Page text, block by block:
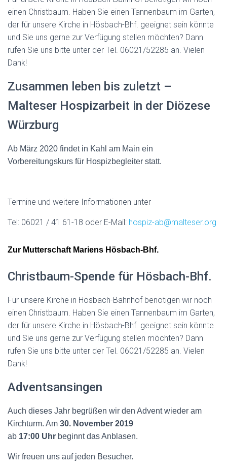
einen Christbaum. Haben Sie einen Tannenbaum im Garten,
der für unsere Kirche in Hösbach-Bhf. geeignet sein könnte
und Sie uns gerne zur Verfügung stellen möchten? Dann
rufen Sie uns bitte unter der Tel. 06021/52285 an. Vielen
Dank!
Zusammen leben bis zuletzt –
Malteser Hospizarbeit in der Diözese
Würzburg
Ab März 2020 findet in Kahl am Main ein
Vorbereitungskurs für Hospizbegleiter statt.
Termine und weitere Informationen unter
Tel: 06021 / 41 61-18 oder E-Mail: hospiz-ab@malteser.org
Zur Mutterschaft Mariens Hösbach-Bhf.
Christbaum-Spende für Hösbach-Bhf.
Für unsere Kirche in Hösbach-Bahnhof benötigen wir noch
einen Christbaum. Haben Sie einen Tannenbaum im Garten,
der für unsere Kirche in Hösbach-Bhf. geeignet sein könnte
und Sie uns gerne zur Verfügung stellen möchten? Dann
rufen Sie uns bitte unter der Tel. 06021/52285 an. Vielen
Dank!
Adventsansingen
Auch dieses Jahr begrüßen wir den Advent wieder am
Kirchturm. Am 30. November 2019
ab 17:00 Uhr beginnt das Anblasen.
Wir freuen uns auf jeden Besucher.